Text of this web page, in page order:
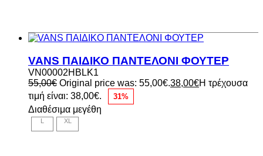
VANS ΠΑΙΔΙΚΟ ΠΑΝΤΕΛΟΝΙ ΦΟΥΤΕΡ
VN00002HBLK1
55,00€ Original price was: 55,00€.38,00€Η τρέχουσα
τιμή είναι: 38,00€.
31%
Διαθέσιμα μεγέθη
L XL